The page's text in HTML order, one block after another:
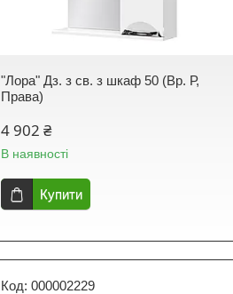
"Лора" Дз. з св. з шкаф 50 (Вр. Р,
Права)
4 902 ₴
В наявності
Купити
000002229